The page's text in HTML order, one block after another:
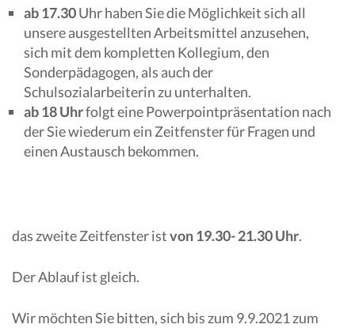
ab 17.30Uhr haben Sie die Möglichkeit sich all
unsere ausgestellten Arbeitsmittel anzusehen,
sich mit dem kompletten Kollegium, den
Sonderpädagogen, als auch der
Schulsozialarbeiterin zu unterhalten.
ab 18 Uhrfolgt eine Powerpointpräsentation nach
der Sie wiederum ein Zeitfenster für Fragen und
einen Austausch bekommen.
das zweite Zeitfenster istvon 19.30- 21.30 Uhr.
Der Ablauf ist gleich.
Wir möchten Sie bitten, sich bis zum 9.9.2021 zum